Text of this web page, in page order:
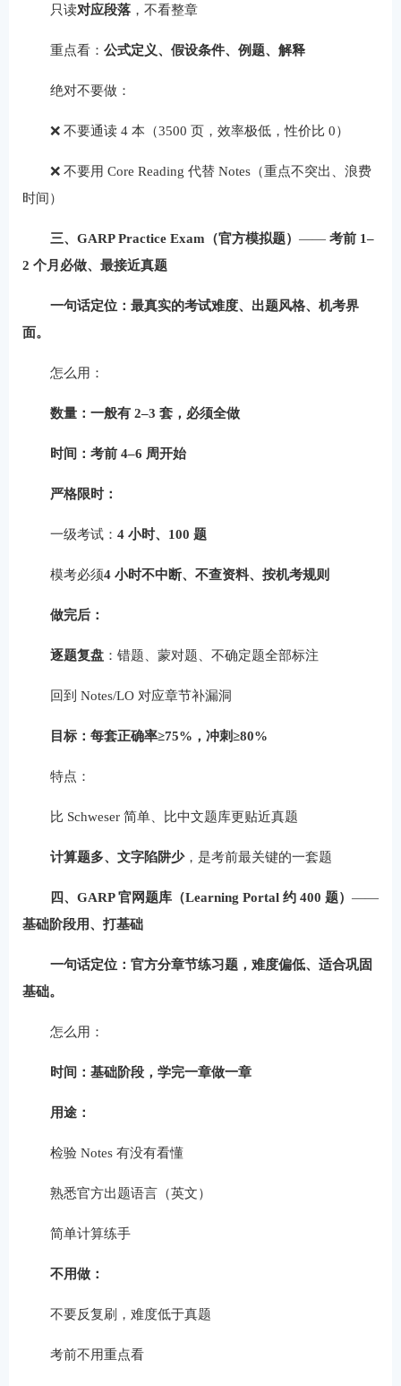
只读对应段落，不看整章
重点看： 公式定义、假设条件、例题、解释
绝对不要做：
❌ 不要通读 4 本（3500 页，效率极低，性价比 0）
❌ 不要用 Core Reading 代替 Notes（重点不突出、浪费
时间）
三、GARP Practice Exam（官方模拟题） —— 考前 1–
2 个月必做、最接近真题
一句话定位：最真实的考试难度、出题风格、机考界
面。
怎么用：
数量：一般有 2–3 套，必须全做
时间：考前 4–6 周开始
严格限时：
一级考试： 4 小时、100 题
模考必须4 小时不中断、不查资料、按机考规则
做完后：
逐题复盘：错题、蒙对题、不确定题全部标注
回到 Notes/LO 对应章节补漏洞
目标：每套正确率≥75%，冲刺≥80%
特点：
比 Schweser 简单、比中文题库更贴近真题
计算题多、文字陷阱少，是考前最关键的一套题
四、GARP 官网题库（Learning Portal 约 400 题） ——
基础阶段用、打基础
一句话定位：官方分章节练习题，难度偏低、适合巩固
基础。
怎么用：
时间：基础阶段，学完一章做一章
用途：
检验 Notes 有没有看懂
熟悉官方出题语言（英文）
简单计算练手
不用做：
不要反复刷，难度低于真题
考前不用重点看